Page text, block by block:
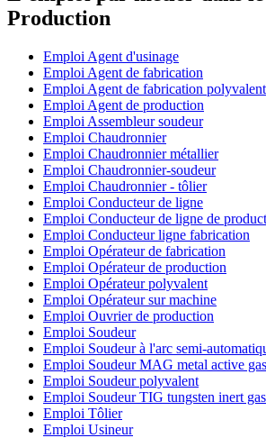
Production
Emploi Agent d'usinage
Emploi Agent de fabrication
Emploi Agent de fabrication polyvalent
Emploi Agent de production
Emploi Assembleur soudeur
Emploi Chaudronnier
Emploi Chaudronnier métallier
Emploi Chaudronnier-soudeur
Emploi Chaudronnier - tôlier
Emploi Conducteur de ligne
Emploi Conducteur de ligne de
Emploi Conducteur ligne fabrication
Emploi Opérateur de fabrication
Emploi Opérateur de production
Emploi Opérateur polyvalent
Emploi Opérateur sur machine
Emploi Ouvrier de production
Emploi Soudeur
Emploi Soudeur à l'arc semi-
Emploi Soudeur MAG metal active gas
Emploi Soudeur polyvalent
Emploi Soudeur TIG tungsten inert gas
Emploi Tôlier
Emploi Usineur